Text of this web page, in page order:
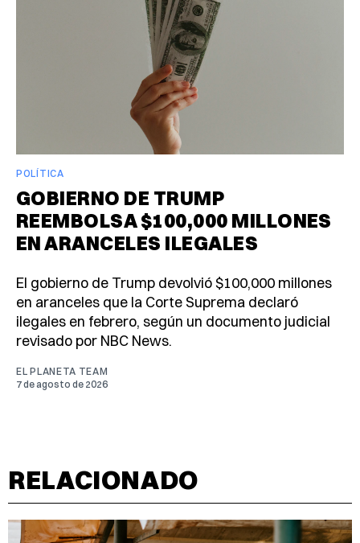
POLÍTICA
GOBIERNO DE TRUMP
REEMBOLSA $100,000 MILLONES
EN ARANCELES ILEGALES
El gobierno de Trump devolvió $100,000 millones
en aranceles que la Corte Suprema declaró
ilegales en febrero, según un documento judicial
revisado por NBC News.
EL PLANETA TEAM
7 de agosto de 2026
RELACIONADO